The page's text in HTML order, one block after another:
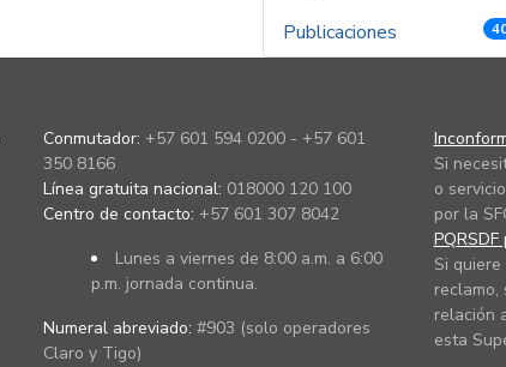
Publicaciones
Conmutador: +57 601 594 0200 - +57 601
350 8166
Línea gratuita nacional: 018000 120 100
Centro de contacto: +57 601 307 8042
Lunes a viernes de 8:00 a.m. a 6:00
p.m. jornada continua.
Numeral abreviado: #903 (solo operadores
Claro y Tigo)
Si
o
por la
Si
reclamo,
relación
esta